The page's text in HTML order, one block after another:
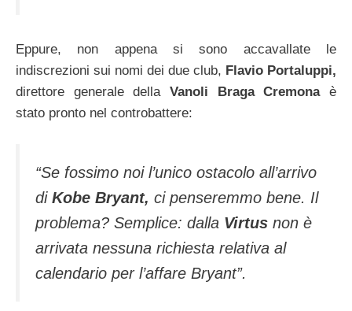
Eppure, non appena si sono accavallate le
indiscrezioni sui nomi dei due club, Flavio Portaluppi,
direttore generale dellaVanoli Braga Cremonaè
stato pronto nel controbattere:
“Se fossimo noi l’unico ostacolo all’arrivo
diKobe Bryant, ci penseremmo bene. Il
problema? Semplice: dalla Virtus non è
arrivata nessuna richiesta relativa al
calendario per l’affare Bryant”.